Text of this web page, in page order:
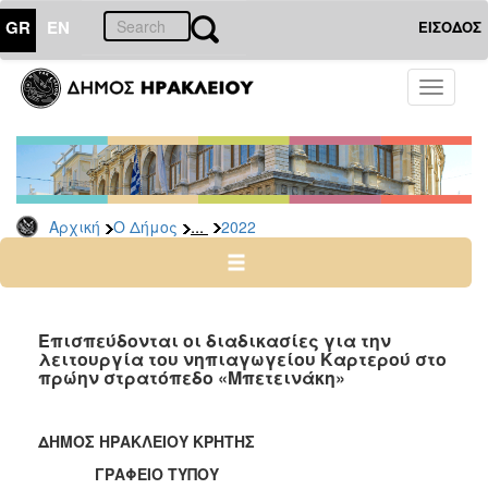
GR EN ΕΙΣΟΔΟΣ
Toggle
Αρχική Ο Δήμος ... 2022
ΔΗΜΟΣ
Δελτία
Τύπου
Αρχείο
2026
2024
2022
Επισπεύδονται οι διαδικασίες για την
λειτουργία του νηπιαγωγείου Καρτερού στο
πρώην στρατόπεδο «Μπετεινάκη»
ΔΗΜΟΣ ΗΡΑΚΛΕΙΟΥ ΚΡΗΤΗΣ
ΓΡΑΦΕΙΟ ΤΥΠΟΥ